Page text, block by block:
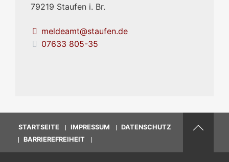
79219 Staufen i. Br.
meldeamt@staufen.de
07633 805-35
STARTSEITE IMPRESSUM
DATENSCHUTZ
BARRIEREFREIHEIT